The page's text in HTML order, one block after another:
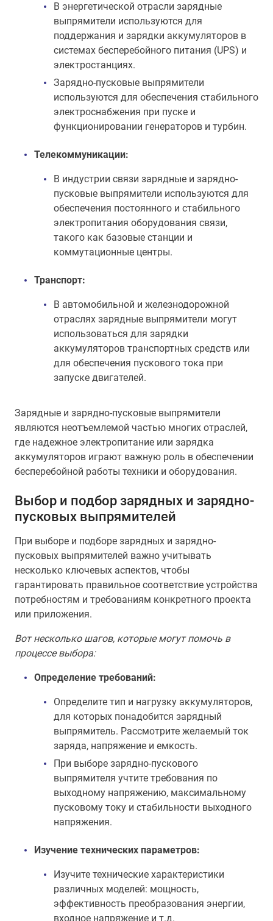
В энергетической отрасли зарядные
выпрямители используются для
поддержания и зарядки аккумуляторов в
системах бесперебойного питания (UPS) и
электростанциях.
Зарядно-пусковые выпрямители
используются для обеспечения стабильного
электроснабжения при пуске и
функционировании генераторов и турбин.
Телекоммуникации:
В индустрии связи зарядные и зарядно-
пусковые выпрямители используются для
обеспечения постоянного и стабильного
электропитания оборудования связи,
такого как базовые станции и
коммутационные центры.
Транспорт:
В автомобильной и железнодорожной
отраслях зарядные выпрямители могут
использоваться для зарядки
аккумуляторов транспортных средств или
для обеспечения пускового тока при
запуске двигателей.
Зарядные и зарядно-пусковые выпрямители
являются неотъемлемой частью многих отраслей,
где надежное электропитание или зарядка
аккумуляторов играют важную роль в обеспечении
бесперебойной работы техники и оборудования.
Выбор и подбор зарядных и зарядно-
пусковых выпрямителей
При выборе и подборе зарядных и зарядно-
пусковых выпрямителей важно учитывать
несколько ключевых аспектов, чтобы
гарантировать правильное соответствие устройства
потребностям и требованиям конкретного проекта
или приложения.
Вот несколько шагов, которые могут помочь в
процессе выбора:
Определение требований:
Определите тип и нагрузку аккумуляторов,
для которых понадобится зарядный
выпрямитель. Рассмотрите желаемый ток
заряда, напряжение и емкость.
При выборе зарядно-пускового
выпрямителя учтите требования по
выходному напряжению, максимальному
пусковому току и стабильности выходного
напряжения.
Изучение технических параметров:
Изучите технические характеристики
различных моделей: мощность,
эффективность преобразования энергии,
входное напряжение и т.д.